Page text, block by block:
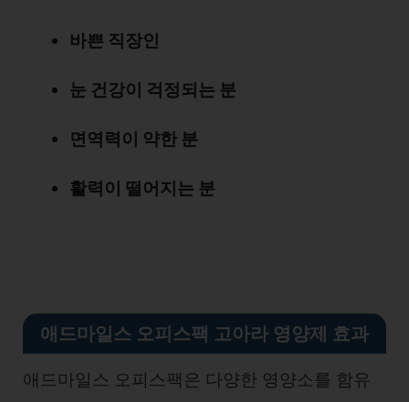
바쁜 직장인
눈 건강이 걱정되는 분
면역력이 약한 분
활력이 떨어지는 분
애드마일스 오피스팩 고아라 영양제 효과
애드마일스 오피스팩은 다양한 영양소를 함유